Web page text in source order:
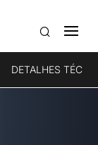
DETALHES